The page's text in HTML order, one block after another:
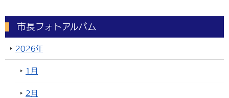
市長フォトアルバム
2026年
1月
2月